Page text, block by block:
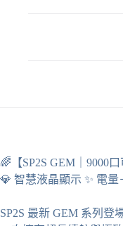
液
晶
電
🌈【SP2S GEM｜9000
💎 智慧液晶顯示 ✨ 電量
SP2S 最新 GEM 系列登